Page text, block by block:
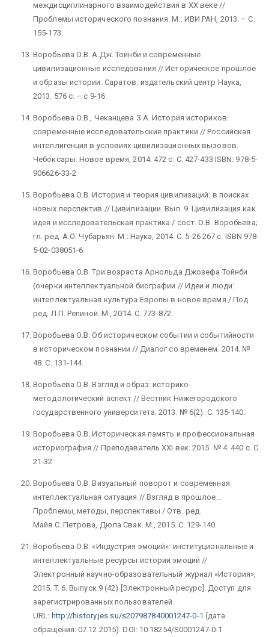
междисциплинарного взаимодействия в ХХ веке //
Проблемы исторического познания. М.: ИВИ РАН, 2013. – С.
155-173.
Воробьева О.В. А.Дж. Тойнби и современные
цивилизационные исследования // Историческое прошлое
и образы истории. Саратов: издательский центр Наука,
2013. 576 с. – с 9-16.
Воробьева О.В., Чеканцева З.А. История историков:
современные исследовательские практики // Российская
интеллигенция в условиях цивилизационных вызовов.
Чебоксары: Новое время, 2014. 472 с. С. 427-433 ISBN: 978-5-
906626-33-2
Воробьева О.В. История и теория цивилизаций: в поисках
новых перспектив // Цивилизации. Вып. 9. Цивилизация как
идея и исследовательская практика / сост. О.В. Воробьева;
гл. ред. А.О. Чубарьян. М.: Наука, 2014. С. 5-26 267 с. ISBN 978-
5-02-038051-6
Воробьева О.В. Три возраста Арнольда Джозефа Тойнби
(очерки интеллектуальной биографии // Идеи и люди:
интеллектуальная культура Европы в новое время / Под
ред. Л.П. Репиной. М., 2014. С. 773-872.
Воробьева О.В. Об историческом событии и событийности
в историческом познании // Диалог со временем. 2014. №
48. С. 131-144.
Воробьева О.В. Взгляд и образ: историко-
методологический аспект // Вестник Нижегородского
государственного университета. 2013. № 6(2). С. 135-140.
Воробьева О.В. Историческая память и профессиональная
историография // Преподаватель XXI век. 2015. № 4. 440 с. С.
21-32.
Воробьева О.В. Визуальный поворот и современная
интеллектуальная ситуация // Взгляд в прошлое...
Проблемы, методы, перспективы / Отв. ред.
Майя С. Петрова, Дюла Свак. М., 2015. С. 129-140.
Воробьева О.В. «Индустрия эмоций»: институциональные и
интеллектуальные ресурсы истории эмоций //
Электронный научно-образовательный журнал «История»,
2015. T. 6. Выпуск 9 (42) [Электронный ресурс]. Доступ для
зарегистрированных пользователей.
URL: http://history.jes.su/s207987840001247-0-1 (дата
обращения: 07.12.2015). DOI: 10.18254/S0001247-0-1